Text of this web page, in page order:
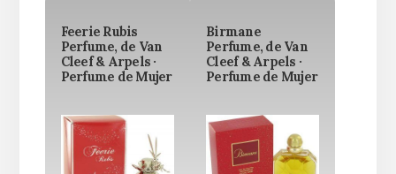
Feerie Rubis
Perfume, de Van
Cleef & Arpels ·
Perfume de Mujer
Birmane
Perfume, de Van
Cleef & Arpels ·
Perfume de Mujer